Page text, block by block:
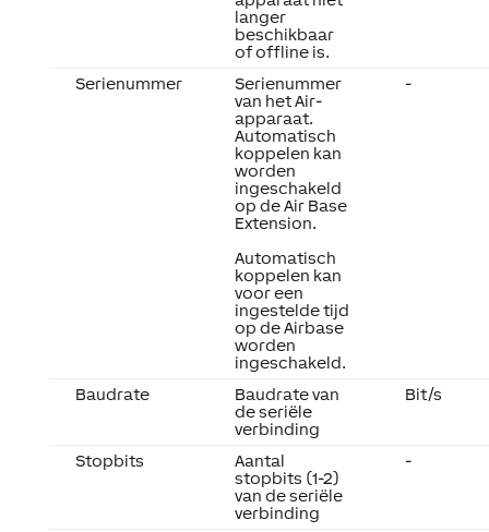
langer
beschikbaar
of offline is.
Serienummer
Serienummer
van het Air-
apparaat.
Automatisch
koppelen kan
worden
ingeschakeld
op de Air Base
Extension.
Automatisch
koppelen kan
voor een
ingestelde tijd
op de Airbase
worden
ingeschakeld.
-
Baudrate
Baudrate van
de seriële
verbinding
Bit/s
Stopbits
Aantal
stopbits (1-2)
van de seriële
verbinding
-